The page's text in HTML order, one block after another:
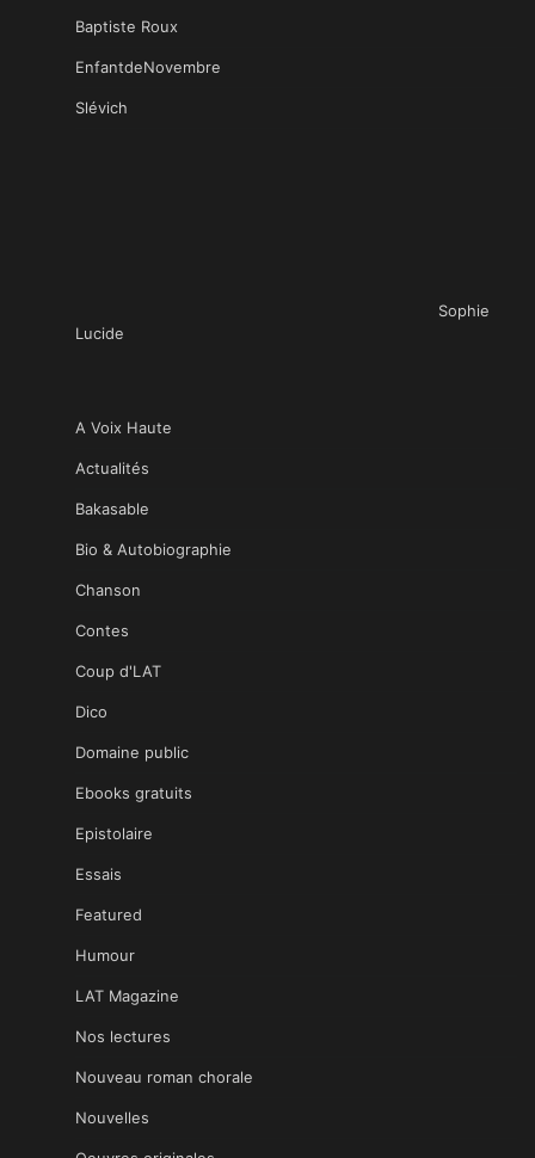
Baptiste Roux
EnfantdeNovembre
Slévich
Sophie
Lucide
A Voix Haute
Actualités
Bakasable
Bio & Autobiographie
Chanson
Contes
Coup d'LAT
Dico
Domaine public
Ebooks gratuits
Epistolaire
Essais
Featured
Humour
LAT Magazine
Nos lectures
Nouveau roman chorale
Nouvelles